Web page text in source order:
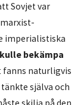
Sovjet var
imperialistiska
bekämpa
fanns naturligvis
själva och